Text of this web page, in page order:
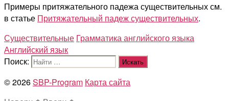
Примеры притяжательного падежа существительных см.
в статье Притяжательный падеж существительных.
Существительные Грамматика английского языка
Английский язык
Поиск:
© 2026SBP-Program Карта сайта